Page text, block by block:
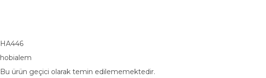
HA446
hobialem
Bu ürün geçici olarak temin edilememektedir.